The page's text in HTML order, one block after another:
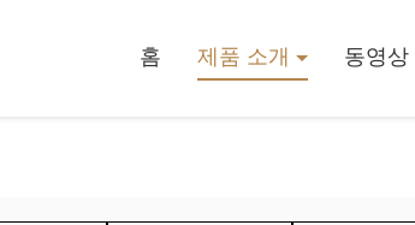
홈 제품 소개 동영상